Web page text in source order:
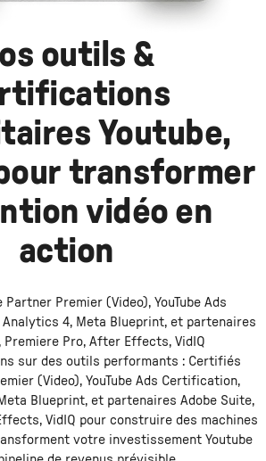
outils &
Youtube,
transformer
vidéo en
action
Premier (Video), YouTube Ads
4, Meta Blueprint, et partenaires
Premiere Pro, After Effects, VidIQ
sur des outils performants : Certifiés
(Video), YouTube Ads Certification,
Blueprint, et partenaires Adobe Suite,
VidIQ pour construire des machines
votre investissement Youtube